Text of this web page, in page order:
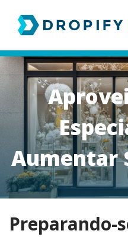
content
Aumentar
Preparando-